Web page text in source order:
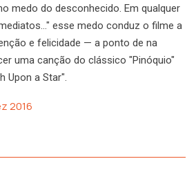
medo do desconhecido. Em qualquer
esse medo conduz o filme a
e felicidade — a ponto de na
uma canção do clássico "Pinóquio"
Upon a Star".
2016